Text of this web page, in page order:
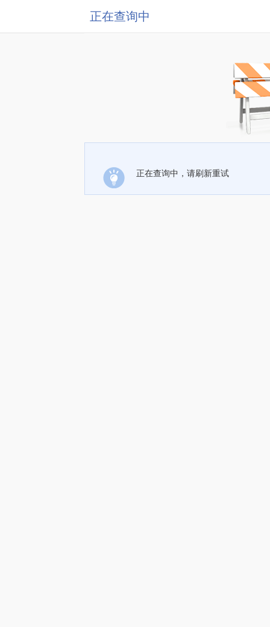
正在查询中
正在查询中，请刷新重试